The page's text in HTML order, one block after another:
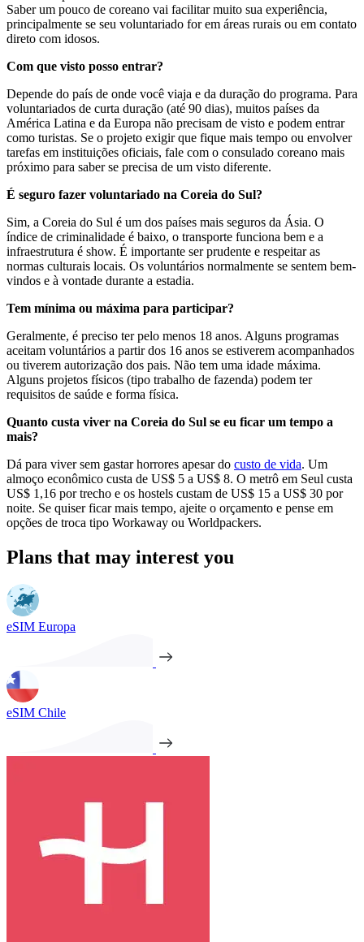
Saber um pouco de coreano vai facilitar muito sua experiência,
principalmente se seu voluntariado for em áreas rurais ou em contato
direto com idosos.
Com que visto posso entrar?
Depende do país de onde você viaja e da duração do programa. Para
voluntariados de curta duração (até 90 dias), muitos países da
América Latina e da Europa não precisam de visto e podem entrar
como turistas. Se o projeto exigir que fique mais tempo ou envolver
tarefas em instituições oficiais, fale com o consulado coreano mais
próximo para saber se precisa de um visto diferente.
É seguro fazer voluntariado na Coreia do Sul?
Sim, a Coreia do Sul é um dos países mais seguros da Ásia. O
índice de criminalidade é baixo, o transporte funciona bem e a
infraestrutura é show. É importante ser prudente e respeitar as
normas culturais locais. Os voluntários normalmente se sentem bem-
vindos e à vontade durante a estadia.
Tem mínima ou máxima para participar?
Geralmente, é preciso ter pelo menos 18 anos. Alguns programas
aceitam voluntários a partir dos 16 anos se estiverem acompanhados
ou tiverem autorização dos pais. Não tem uma idade máxima.
Alguns projetos físicos (tipo trabalho de fazenda) podem ter
requisitos de saúde e forma física.
Quanto custa viver na Coreia do Sul se eu ficar um tempo a
mais?
Dá para viver sem gastar horrores apesar do custo de vida. Um
almoço econômico custa de US$ 5 a US$ 8. O metrô em Seul custa
US$ 1,16 por trecho e os hostels custam de US$ 15 a US$ 30 por
noite. Se quiser ficar mais tempo, ajeite o orçamento e pense em
opções de troca tipo Workaway ou Worldpackers.
Plans that may interest you
eSIM Europa
eSIM Chile